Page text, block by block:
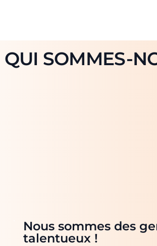
QUI SOMMES-
Nous sommes des
talentueux !